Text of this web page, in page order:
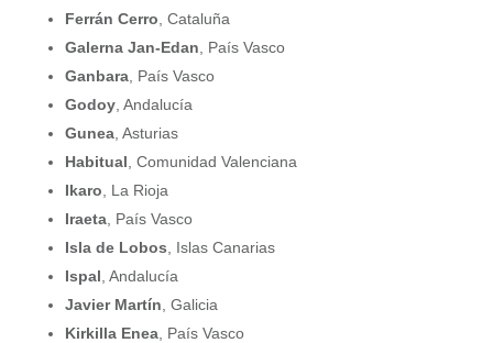
Ferrán Cerro , Cataluña
Galerna Jan-Edan , País Vasco
Ganbara, País Vasco
Godoy, Andalucía
Gunea, Asturias
Habitual , Comunidad Valenciana
Ikaro , La Rioja
Iraeta, País Vasco
Isla de Lobos , Islas Canarias
Ispal , Andalucía
Javier Martí­n , Galicia
Kirkilla Enea, País Vasco